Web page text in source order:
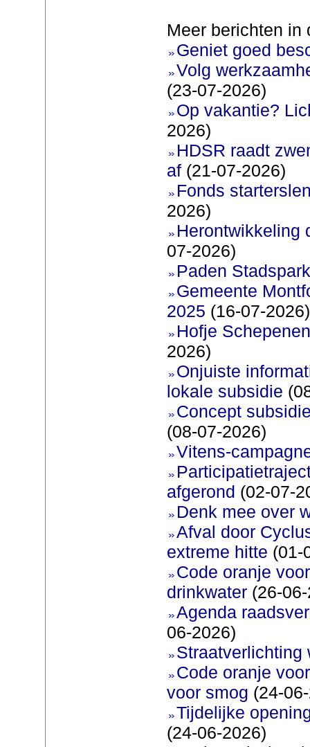
Meer berichten in
Geniet goed
Volg
(23-07-2026)
Op vakantie?
2026)
HDSR raadt
af(21-07-2026)
Fonds
2026)
Herontwikkeling
07-2026)
Paden
Gemeente
2025 (16-07-2026)
Hofje
2026)
Onjuiste
lokale subsidie
Concept
(08-07-2026)
Vitens-
afgerond (02-07-
Denk mee over
Afval door
extreme hitte (01-
Code oranje
drinkwater(26-06-
Agenda
06-2026)
Straatverlichting
Code oranje
voor smog (24-
Tijdelijke
(24-06-2026)